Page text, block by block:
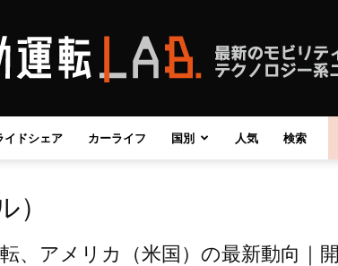
自
動
イドシェア カーライフ 国別 人気 検索
、アメリカ（米国）の最新動向｜開